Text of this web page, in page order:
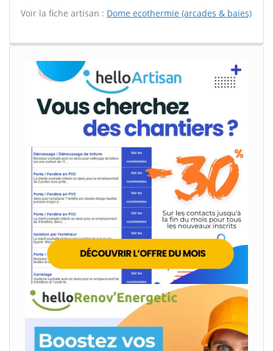
Voir la fiche artisan : Dome ecothermie (arcades & baies)